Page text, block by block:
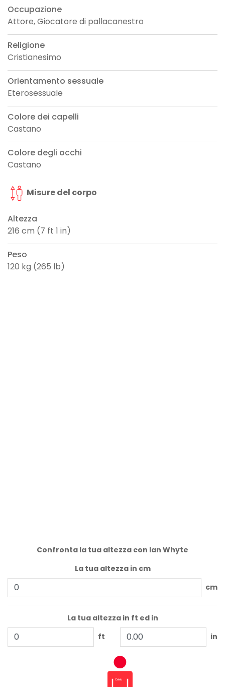
Occupazione
Attore, Giocatore di pallacanestro
Religione
Cristianesimo
Orientamento sessuale
Eterosessuale
Colore dei capelli
Castano
Colore degli occhi
Castano
Misure del corpo
Altezza
216 cm (7 ft 1 in)
Peso
120 kg (265 lb)
Confronta la tua altezza con Ian Whyte
La tua altezza in cm
cm
La tua altezza in ft ed in
ft
in